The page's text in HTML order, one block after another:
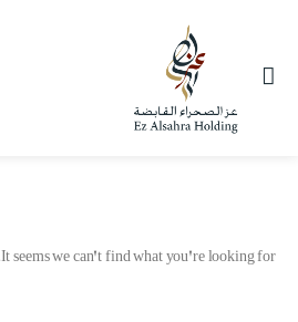
It seems we can't find what you're looking for.